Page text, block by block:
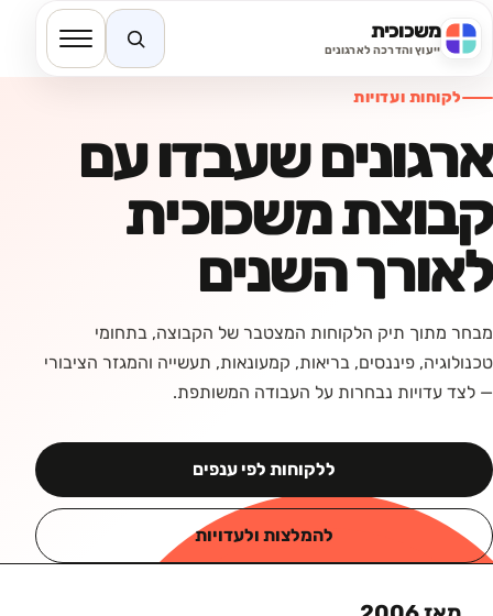
משכוכית
ייעוץ והדרכה לארגוניםחיפוש באתר
לקוחות ועדויות
ארגונים שעבדו עם
קבוצת משכוכית
לאורך השנים
מבחר מתוך תיק הלקוחות המצטבר של הקבוצה, בתחומי
טכנולוגיה, פיננסים, בריאות, קמעונאות, תעשייה והמגזר הציבורי
— לצד עדויות נבחרות על העבודה המשותפת.
ללקוחות לפי ענפים
להמלצות ולעדויות